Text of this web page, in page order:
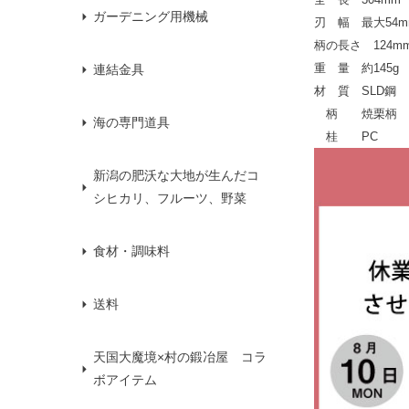
ガーデニング用機械
連結金具
海の専門道具
新潟の肥沃な大地が生んだコ
シヒカリ、フルーツ、野菜
食材・調味料
送料
天国大魔境×村の鍛冶屋 コラ
ボアイテム
刃 幅 最大
柄の長さ
重 量 約145g
材 質 SLD鋼
柄 焼栗柄
桂 PC